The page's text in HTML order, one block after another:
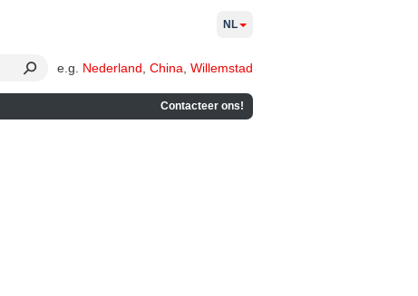
e.g. Nederland China Willemstad
Contacteer ons!
NL